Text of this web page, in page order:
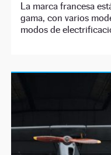
La marca francesa
gama, con varios
modos de